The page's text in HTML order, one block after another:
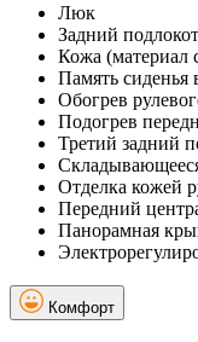
Люк
Задний
Кожа (материал
Память сиденья
Обогрев
Подогрев
Третий задний
Отделка кожей
Передний
Панорамная
Комфорт